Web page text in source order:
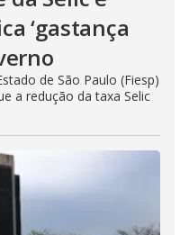
‘gastança
de São Paulo (Fiesp)
a redução da taxa Selic